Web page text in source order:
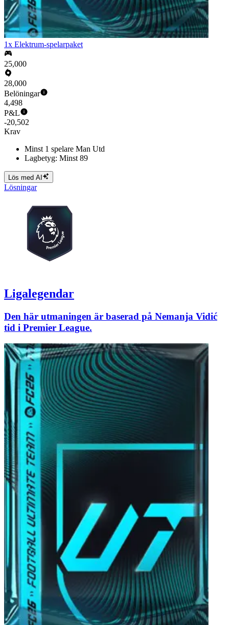
1x Elektrum-spelarpaket
25,000
28,000
Belöningar
4,498
P&L
-20,502
Krav
Minst 1 spelare Man Utd
Lagbetyg: Minst 89
Lös med AI
Lösningar
Ligalegendar
Den här utmaningen är baserad på Nemanja Vidić
tid i Premier League.